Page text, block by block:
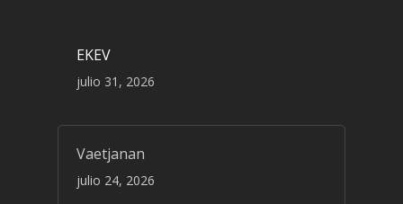
EKEV
julio 31, 2026
Vaetjanan
julio 24, 2026